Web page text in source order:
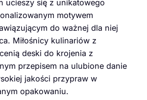
ucieszy się z unikatowego
motywem
do ważnej dla niej
Miłośnicy kulinariów z
deski do krojenia z
przepisem na ulubione danie
jakości przypraw w
opakowaniu.